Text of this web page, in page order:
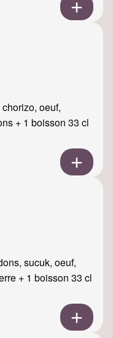
oeuf,
+ 1 boisson 33 cl
sucuk, oeuf,
+ 1 boisson 33 cl